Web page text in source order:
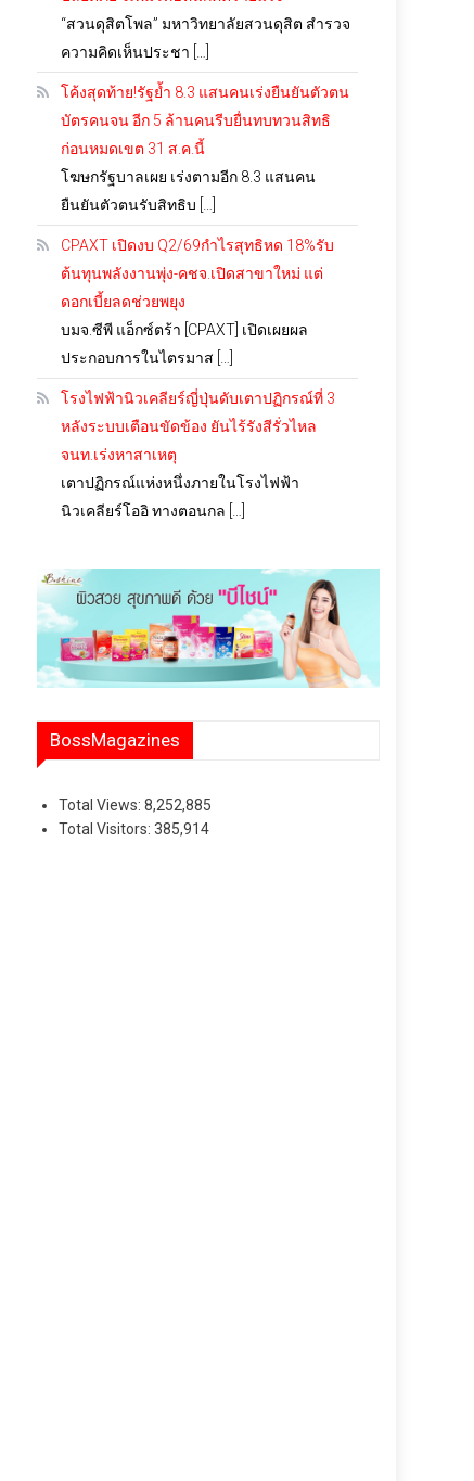
“สวนดุสิตโพล” มหาวิทยาลัยสวนดุสิต สำรวจ
ความคิดเห็นประชา […]
โค้งสุดท้าย!รัฐย้ำ 8.3 แสนคนเร่งยืนยันตัวตน
บัตรคนจน อีก 5 ล้านคนรีบยื่นทบทวนสิทธิ
ก่อนหมดเขต 31 ส.ค.นี้
โฆษกรัฐบาลเผย เร่งตามอีก 8.3 แสนคน
ยืนยันตัวตนรับสิทธิบ […]
CPAXT เปิดงบ Q2/69กำไรสุทธิหด 18%รับ
ต้นทุนพลังงานพุ่ง-คชจ.เปิดสาขาใหม่ แต่
ดอกเบี้ยลดช่วยพยุง
บมจ.ซีพี แอ็กซ์ตร้า [CPAXT] เปิดเผยผล
ประกอบการในไตรมาส […]
โรงไฟฟ้านิวเคลียร์ญี่ปุ่นดับเตาปฏิกรณ์ที่ 3
หลังระบบเตือนขัดข้อง ยันไร้รังสีรั่วไหล
จนท.เร่งหาสาเหตุ
เตาปฏิกรณ์แห่งหนึ่งภายในโรงไฟฟ้า
นิวเคลียร์โออิ ทางตอนกล […]
BossMagazines
Total Views:8,252,885
Total Visitors:385,914